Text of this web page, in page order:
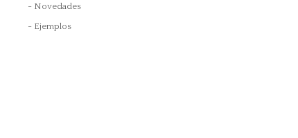
- Novedades
- Ejemplos